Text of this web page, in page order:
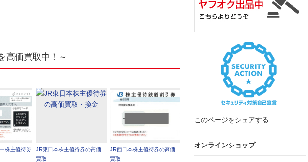
高価買取中！～
株主優待券
JR東日本株主優待券の高価
買取
JR西日本株主優待券の高価
買取
このページをシェアする
オンラインショップ